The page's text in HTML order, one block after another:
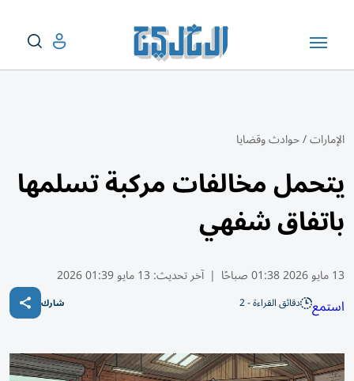
الإمارات/حوادث وقضايا
يتحمل مخالفات مركبة تسلمها
باتفاق شفهي
13 مايو 2026 01:38 صباحًا | آخر تحديث: 13 مايو 01:39 2026
استمع دقائق القراءة - 2 شارك